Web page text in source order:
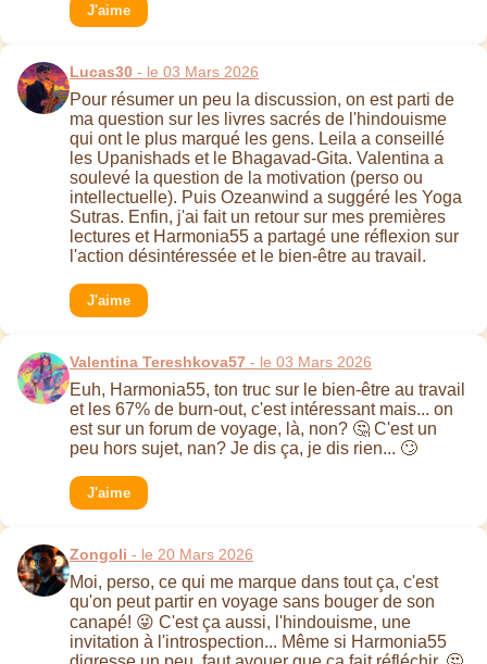
J'aime
Lucas30 - le 03 Mars 2026
Pour résumer un peu la discussion, on est parti de
ma question sur les livres sacrés de l'hindouisme
qui ont le plus marqué les gens. Leila a conseillé
les Upanishads et le Bhagavad-Gita. Valentina a
soulevé la question de la motivation (perso ou
intellectuelle). Puis Ozeanwind a suggéré les Yoga
Sutras. Enfin, j'ai fait un retour sur mes premières
lectures et Harmonia55 a partagé une réflexion sur
l'action désintéressée et le bien-être au travail.
J'aime
Valentina Tereshkova57 - le 03 Mars 2026
Euh, Harmonia55, ton truc sur le bien-être au travail
et les 67% de burn-out, c'est intéressant mais... on
est sur un forum de voyage, là, non? 🤔 C'est un
peu hors sujet, nan? Je dis ça, je dis rien... 🙄
J'aime
Zongoli - le 20 Mars 2026
Moi, perso, ce qui me marque dans tout ça, c'est
qu'on peut partir en voyage sans bouger de son
canapé! 😜 C'est ça aussi, l'hindouisme, une
invitation à l'introspection... Même si Harmonia55